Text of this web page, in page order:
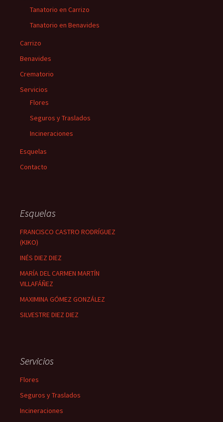
Tanatorio en Carrizo
Tanatorio en Benavides
Carrizo
Benavides
Crematorio
Servicios
Flores
Seguros y Traslados
Incineraciones
Esquelas
Contacto
Esquelas
FRANCISCO CASTRO RODRÍGUEZ
(KIKO)
INÉS DIEZ DIEZ
MARÍA DEL CARMEN MARTÍN
VILLAFÁÑEZ
MAXIMINA GÓMEZ GONZÁLEZ
SILVESTRE DIEZ DIEZ
Servicios
Flores
Seguros y Traslados
Incineraciones